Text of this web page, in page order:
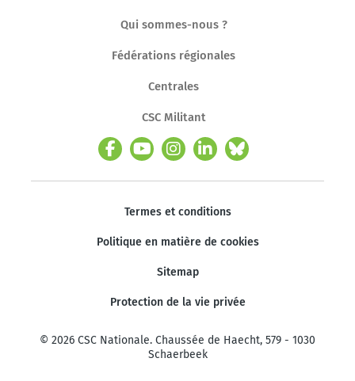
Qui sommes-nous ?
Fédérations régionales
Centrales
CSC Militant
Termes et conditions
Politique en matière de cookies
Sitemap
Protection de la vie privée
© 2026 CSC Nationale. Chaussée de Haecht, 579 - 1030
Schaerbeek